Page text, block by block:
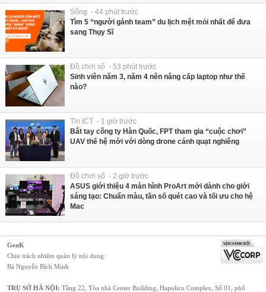
Sống - 44 phút trước
Tìm 5 “người gánh team” du lịch mệt mỏi nhất để đưa
sang Thụy Sĩ
Đồ chơi số - 53 phút trước
Sinh viên năm 3, năm 4 nên nâng cấp laptop như thế
nào?
Tin ICT - 1 giờ trước
Bắt tay công ty Hàn Quốc, FPT tham gia “cuộc chơi”
UAV thế hệ mới với dòng drone cánh quạt nghiêng
Đồ chơi số - 2 giờ trước
ASUS giới thiệu 4 màn hình ProArt mới dành cho giới
sáng tạo: Chuẩn màu, tần số quét cao và tối ưu cho hệ
Mac
GenK
Chịu trách nhiệm quản lý nội dung:
Bà Nguyễn Bích Minh
TRỤ SỞ HÀ NỘI: Tầng 22, Tòa nhà Center Building, Hapulico Complex, Số 01, phố